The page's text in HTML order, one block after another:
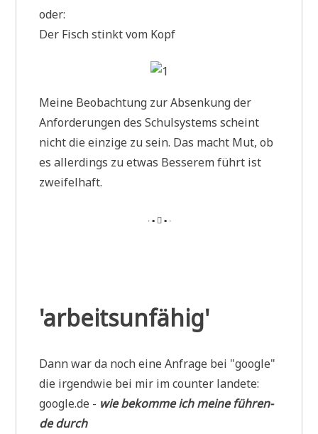
oder:
Der Fisch stinkt vom Kopf
Mei­ne Beob­ach­tung zur Absen­kung der
Anfor­de­run­gen des Schul­sy­stems scheint
nicht die ein­zi­ge zu sein. Das macht Mut, ob
es aller­dings zu etwas Bes­se­rem führt ist
zweifelhaft.
∙ ▪  ▪ ∙
'arbeitsunfähig'
Dann war da noch eine Anfra­ge bei "goog­le"
die irgend­wie bei mir im coun­ter landete:
google.de - wie bekom­me ich mei­ne füh­ren­
de durch